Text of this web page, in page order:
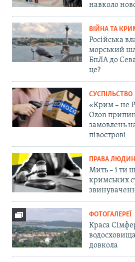
навколо
ВІЙНА ТА
Російська
морський
БпЛА до
це?
СУСПІЛЬСТВО
«Крим – не
Ozon
замовлень
півострові
ПРАВА
Мить – і ти
кримських
ФОТОГАЛЕРЕЇ
Краса
довкола